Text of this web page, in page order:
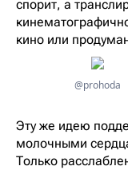
спорит, а
кино или
@prohoda
Эту же идею
молочными
Только